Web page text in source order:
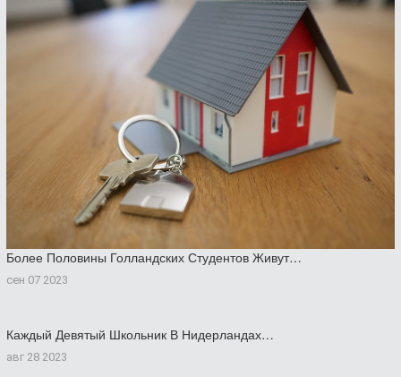
Более Половины Голландских Студентов Живут…
сен 07 2023
Каждый Девятый Школьник В Нидерландах…
авг 28 2023